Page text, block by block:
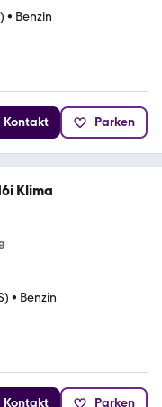
• Benzin
Kontakt Parken
Klima
• Benzin
Kontakt Parken